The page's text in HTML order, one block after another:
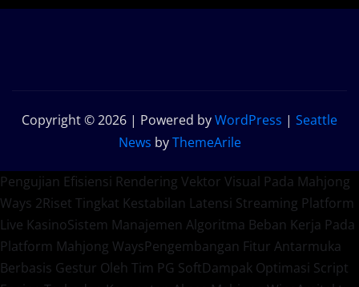
Copyright © 2026 | Powered byWordPress | Seattle
News byThemeArile
Pengujian Efisiensi Rendering Vektor Visual Pada Mahjong
Ways 2Riset Tingkat Kestabilan Latensi Streaming Platform
Live KasinoSistem Manajemen Algoritma Beban Kerja Pada
Platform Mahjong WaysPengembangan Fitur Antarmuka
Berbasis Gestur Oleh Tim PG SoftDampak Optimasi Script